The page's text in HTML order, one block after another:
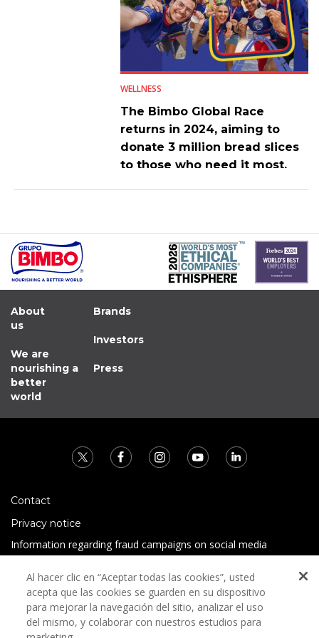
WELLNESS
The Bimbo Global Race
returns in 2024, aiming to
donate 3 million bread slices
to those who need it most.
About
us
We are
nourishing a
better
world
Brands
Investors
Press
Contact
Privacy notice
Information regarding fraud campaigns on social media
Terms and conditions
Al hacer clic en “Aceptar todas las cookies”, usted
acepta que las cookies se guarden en su dispositivo
para mejorar la navegación del sitio, analizar el uso
del mismo, y colaborar con nuestros estudios para